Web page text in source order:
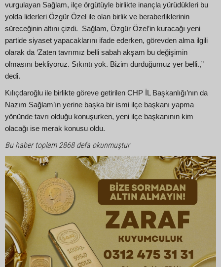
vurgulayan Sağlam, ilçe örgütüyle birlikte inançla yürüdükleri bu
yolda liderleri Özgür Özel ile olan birlik ve beraberliklerinin
süreceğinin altını çizdi. Sağlam, Özgür Özel’in kuracağı yeni
partide siyaset yapacaklarını ifade ederken, görevden alma ilgili
olarak da ‘Zaten tavrımız belli sabah akşam bu değişimin
olmasını bekliyoruz. Sıkıntı yok. Bizim durduğumuz yer belli.,”
dedi.
Kılıçdaroğlu ile birlikte göreve getirilen CHP İL Başkanlığı’nın da
Nazım Sağlam’ın yerine başka bir ismi ilçe başkanı yapma
yönünde tavrı olduğu konuşurken, yeni ilçe başkanının kim
olacağı ise merak konusu oldu.
Bu haber toplam 2868 defa okunmuştur